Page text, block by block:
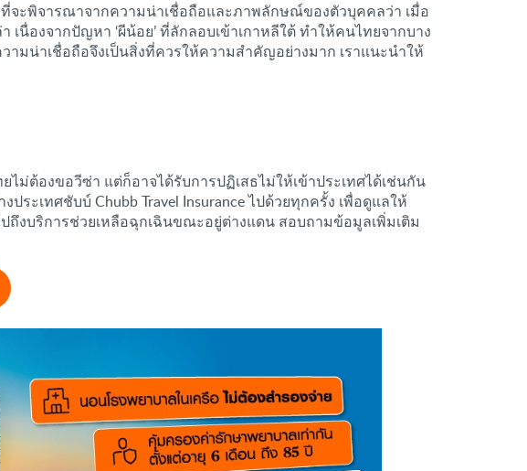
จะพิจารณาจากความน่าเชื่อถือและภาพลักษณ์ของตัวบุคคลว่า เมื่อ
นื่องจากปัญหา ‘ผีน้อย’ ที่ลักลอบเข้าเกาหลีใต้ ทำให้คนไทยจากบาง
ามน่าเชื่อถือจึงเป็นสิ่งที่ควรให้ความสำคัญอย่างมาก เราแนะนำให้
ม่ต้องขอวีซ่า แต่ก็อาจได้รับการปฏิเสธไม่ให้เข้าประเทศได้เช่นกัน
ระเทศชับบ์ Chubb Travel Insurance ไปด้วยทุกครั้ง เพื่อดูแลให้
งบริการช่วยเหลือฉุกเฉินขณะอยู่ต่างแดน สอบถามข้อมูลเพิ่มเติม